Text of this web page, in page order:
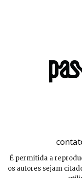
É permitida a
os autores sejam